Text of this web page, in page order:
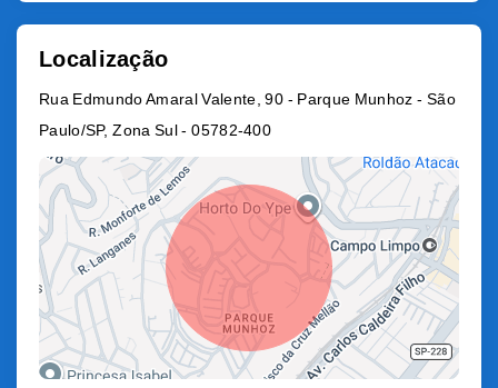
Localização
Rua Edmundo Amaral Valente, 90 - Parque Munhoz - São
Paulo/SP, Zona Sul - 05782-400